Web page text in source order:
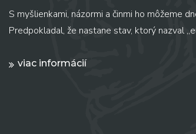
S myšlienkami, názormi a činmi ho môžeme
Predpokladal, že nastane stav, ktorý nazval
viac informácií